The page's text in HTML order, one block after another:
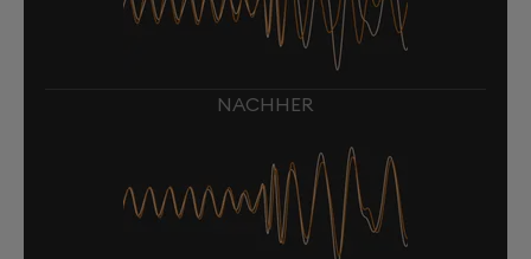
NACHHER